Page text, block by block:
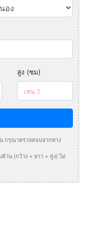
สูง (ซม)
กรุณาตรวจสอบจากทาง
าน (กว้าง + ยาว + สูง) ไม่